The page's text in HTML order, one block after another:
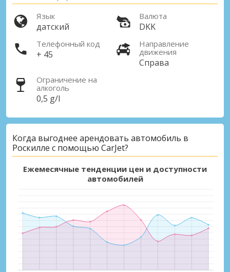
Язык
датский
Валюта
DKK
Телефонный код
+ 45
Направление
движения
Справа
Ограничение на
алкоголь
0,5 g/l
Когда выгоднее арендовать автомобиль в
Роскилле с помощью CarJet?
Ежемесячные тенденции цен и доступности
автомобилей